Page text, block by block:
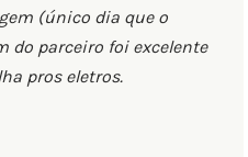
(único dia que o
do parceiro foi excelente
pros eletros.